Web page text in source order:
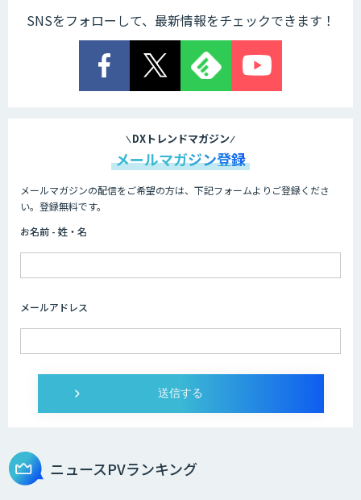
SNSをフォローして、最新情報をチェックできます！
DXトレンドマガジン
メールマガジン登録
メールマガジンの配信をご希望の方は、下記フォームよりご登録くださ
い。登録無料です。
お名前 - 姓・名
メールアドレス
ニュースPVランキング